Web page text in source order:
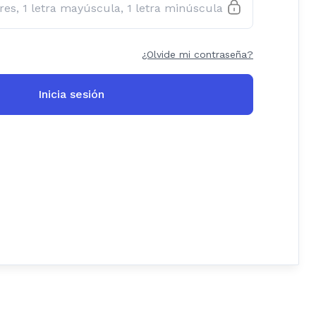
¿Olvide mi contraseña?